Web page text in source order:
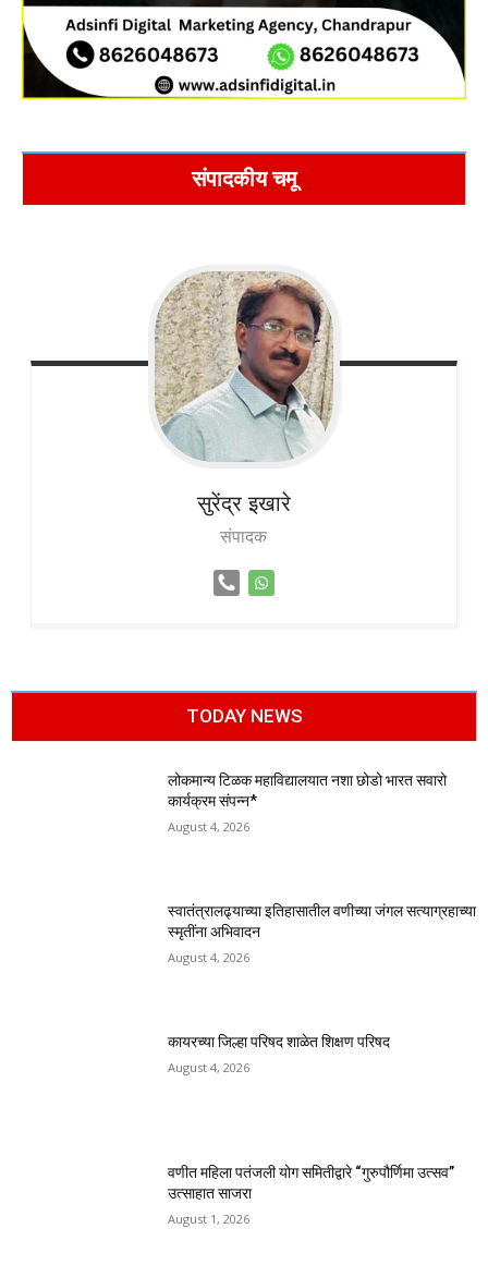
संपादकीय चमू
सुरेंद्र इखारे
संपादक
TODAY NEWS
लोकमान्य टिळक महाविद्यालयात नशा छोडो भारत सवारो
कार्यक्रम संपन्न*
August 4, 2026
स्वातंत्रालढ्याच्या इतिहासातील वणीच्या जंगल सत्याग्रहाच्या
स्मृतींना अभिवादन
August 4, 2026
कायरच्या जिल्हा परिषद शाळेत शिक्षण परिषद
August 4, 2026
वणीत महिला पतंजली योग समितीद्वारे “गुरुपौर्णिमा उत्सव”
उत्साहात साजरा
August 1, 2026